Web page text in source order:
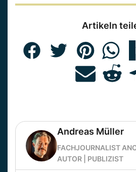
Artikeln
Andreas Müller
FACHJOURNALIST
AUTOR | PUBLIZIST